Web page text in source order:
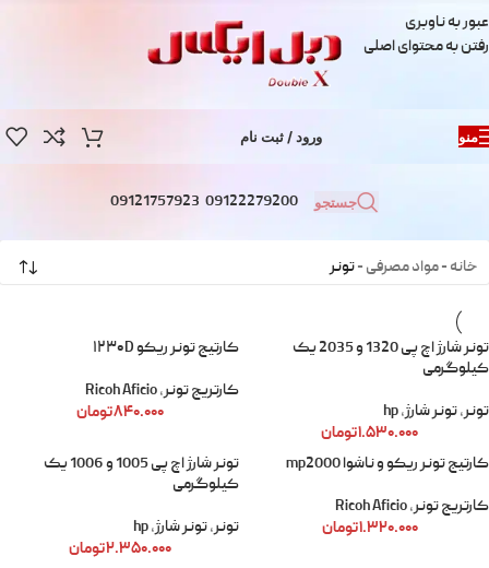
عبور به ناوبری
رفتن به محتوای اصلی
منو ورود / ثبت نام
جستجو 09122279200
09121757923
خانه -مواد مصرفی -تونر
تونر شارژ اچ پی 1320 و 2035 یک
کیلوگرمی
تونر,تونر شارژ,
hp
۱.۵۳۰.۰۰۰تومان
کارتیج تونر ریکو ۱۲۳۰D
کارتریج تونر,
Ricoh Aficio
۸۴۰.۰۰۰تومان
کارتیج تونر ریکو و ناشوا mp2000
کارتریج تونر,
Ricoh Aficio
۱.۳۲۰.۰۰۰تومان
تونر شارژ اچ پی 1005 و 1006 یک
کیلوگرمی
تونر,تونر شارژ,
hp
۲.۳۵۰.۰۰۰تومان